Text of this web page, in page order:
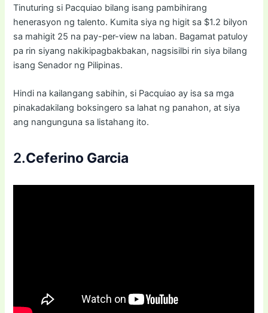
Tinuturing si Pacquiao bilang isang pambihirang
henerasyon ng talento. Kumita siya ng higit sa $1.2 bilyon
sa mahigit 25 na pay-per-view na laban. Bagamat patuloy
pa rin siyang nakikipagbakbakan, nagsisilbi rin siya bilang
isang Senador ng Pilipinas.
Hindi na kailangang sabihin, si Pacquiao ay isa sa mga
pinakadakilang boksingero sa lahat ng panahon, at siya
ang nangunguna sa listahang ito.
2.Ceferino Garcia